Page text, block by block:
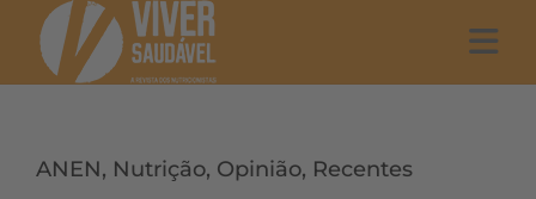
ANEN, Nutrição, Opinião, Recentes